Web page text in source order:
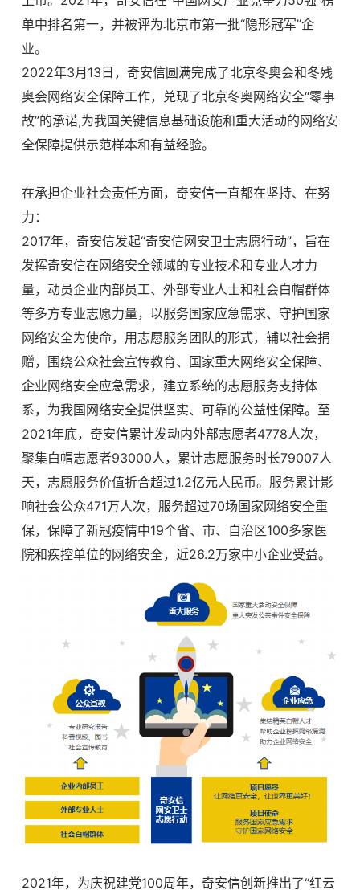
单中排名第一，并被评为北京市第一批“隐形冠军”企
业。
2022年3月13日，奇安信圆满完成了北京冬奥会和冬残
奥会网络安全保障工作，兑现了北京冬奥网络安全“零事
故”的承诺,为我国关键信息基础设施和重大活动的网络安
全保障提供示范样本和有益经验。
在承担企业社会责任方面，奇安信一直都在坚持、在努
力：
2017年，奇安信发起“奇安信网安卫士志愿行动”，旨在
发挥奇安信在网络安全领域的专业技术和专业人才力
量，动员企业内部员工、外部专业人士和社会白帽群体
等多方专业志愿力量，以服务国家应急需求、守护国家
网络安全为使命，用志愿服务团队的形式，辅以社会捐
赠，围绕公众社会宣传教育、国家重大网络安全保障、
企业网络安全应急需求，建立系统的志愿服务支持体
系，为我国网络安全提供坚实、可靠的公益性保障。至
2021年底，奇安信累计发动内外部志愿者4778人次，
聚集白帽志愿者93000人，累计志愿服务时长79007人
天，志愿服务价值折合超过1.2亿元人民币。服务累计影
响社会公众471万人次，服务超过70场国家网络安全重
保，保障了新冠疫情中19个省、市、自治区100多家医
院和疾控单位的网络安全，近26.2万家中小企业受益。
2021年，为庆祝建党100周年，奇安信创新推出了“红云